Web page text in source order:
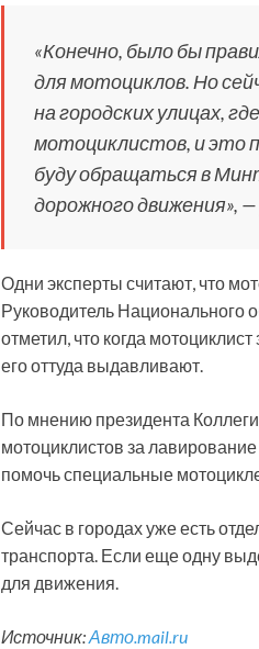
«Конечно, было бы
для мотоциклов. Но
на городских улицах,
мотоциклистов, и это
буду обращаться в
дорожного движения»,
Одни эксперты считают, что
Руководитель Национального
отметил, что когда
его оттуда выдавливают.
По мнению президента
мотоциклистов за
помочь специальные
Сейчас в городах уже есть
транспорта. Если еще одну
для движения.
Источник:Авто.mail.ru